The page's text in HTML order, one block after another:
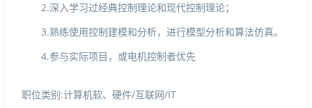
2.深入学习过经典控制理论和现代控制理论；
3.熟练使用控制建模和分析，进行模型分析和算法仿真。
4.参与实际项目，或电机控制者优先
职位类别:计算机软、硬件/互联网/IT